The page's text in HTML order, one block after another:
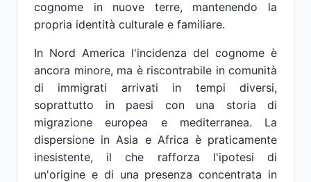
cognome in nuove terre, mantenendo la
propria identità culturale e familiare.
In Nord America l'incidenza del cognome è
ancora minore, ma è riscontrabile in comunità
di immigrati arrivati in tempi diversi,
soprattutto in paesi con una storia di
migrazione europea e mediterranea. La
dispersione in Asia e Africa è praticamente
inesistente, il che rafforza l'ipotesi di
un'origine e di una presenza concentrata in